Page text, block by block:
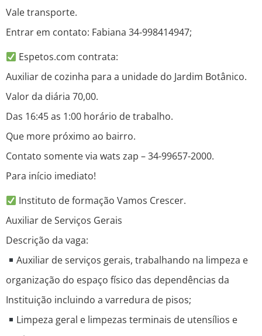
Vale transporte.
Entrar em contato: Fabiana 34-998414947;
Espetos.com contrata:
Auxiliar de cozinha para a unidade do Jardim Botânico.
Valor da diária 70,00.
Das 16:45 as 1:00 horário de trabalho.
Que more próximo ao bairro.
Contato somente via wats zap – 34-99657-2000.
Para início imediato!
Instituto de formação Vamos Crescer.
Auxiliar de Serviços Gerais
Descrição da vaga:
Auxiliar de serviços gerais, trabalhando na limpeza e
organização do espaço físico das dependências da
Instituição incluindo a varredura de pisos;
Limpeza geral e limpezas terminais de utensílios e